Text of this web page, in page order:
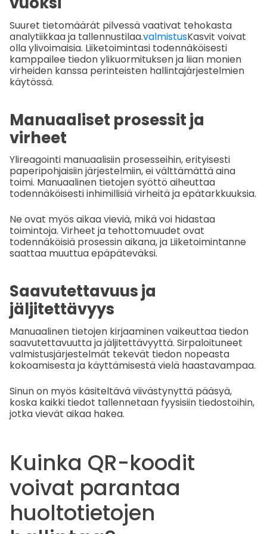
Suuret tietomäärät pilvessä vaativat tehokasta
analytiikkaa ja tallennustilaa.valmistusKasvit voivat
olla ylivoimaisia. Liiketoimintasi todennäköisesti
kamppailee tiedon ylikuormituksen ja liian monien
virheiden kanssa perinteisten hallintajärjestelmien
käytössä.
Manuaaliset prosessit ja
virheet
Ylireagointi manuaalisiin prosesseihin, erityisesti
paperipohjaisiin järjestelmiin, ei välttämättä aina
toimi. Manuaalinen tietojen syöttö aiheuttaa
todennäköisesti inhimillisiä virheitä ja epätarkkuuksia.
Ne ovat myös aikaa vieviä, mikä voi hidastaa
toimintoja. Virheet ja tehottomuudet ovat
todennäköisiä prosessin aikana, ja Liiketoimintanne
saattaa muuttua epäpäteväksi.
Saavutettavuus ja
jäljitettävyys
Manuaalinen tietojen kirjaaminen vaikeuttaa tiedon
saavutettavuutta ja jäljitettävyyttä. Sirpaloituneet
valmistusjärjestelmät tekevät tiedon nopeasta
kokoamisesta ja käyttämisestä vielä haastavampaa.
Sinun on myös käsiteltävä viivästynyttä pääsyä,
koska kaikki tiedot tallennetaan fyysisiin tiedostoihin,
jotka vievät aikaa hakea.
Kuinka QR-koodit
voivat parantaa
huoltotietojen